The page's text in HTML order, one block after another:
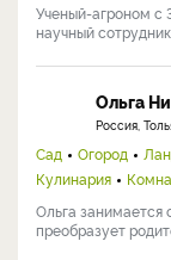
Ученый-агроном с
научный
Ольга
Россия,
Сад Огород
Кулинария
Ольга занимается
преобразует